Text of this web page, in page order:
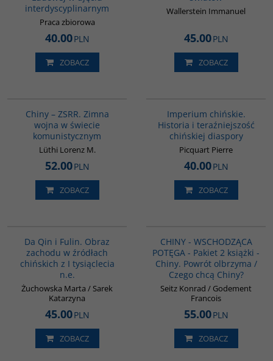
interdyscyplinarnym
Praca zbiorowa
40.00PLN
ZOBACZ
Wallerstein Immanuel
45.00PLN
ZOBACZ
Chiny – ZSRR. Zimna
wojna w świecie
komunistycznym
Lüthi Lorenz M.
52.00PLN
ZOBACZ
Imperium chińskie.
Historia i teraźniejszość
chińskiej diaspory
Picquart Pierre
40.00PLN
ZOBACZ
Da Qin i Fulin. Obraz
zachodu w źródłach
chińskich z I tysiąclecia
n.e.
Żuchowska Marta / Sarek
Katarzyna
45.00PLN
ZOBACZ
CHINY - WSCHODZĄCA
POTĘGA - Pakiet 2 książki -
Chiny. Powrót olbrzyma /
Czego chcą Chiny?
Seitz Konrad / Godement
Francois
55.00PLN
ZOBACZ